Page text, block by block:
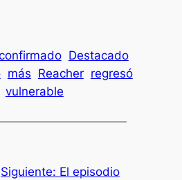
Destacado
más Reacher regresó
vulnerable
Siguiente: El episodio